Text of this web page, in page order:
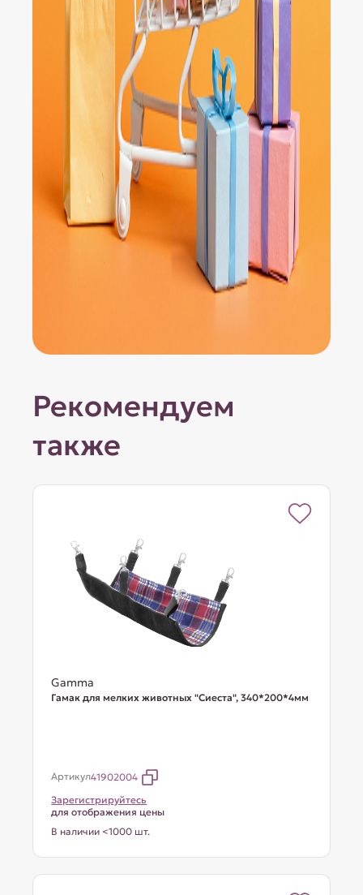
Рекомендуем
также
Gamma
Гамак для мелких животных "Сиеста", 340*200*4мм
Артикул41902004
Зарегистрируйтесь
для отображения цены
В наличии <1000 шт.